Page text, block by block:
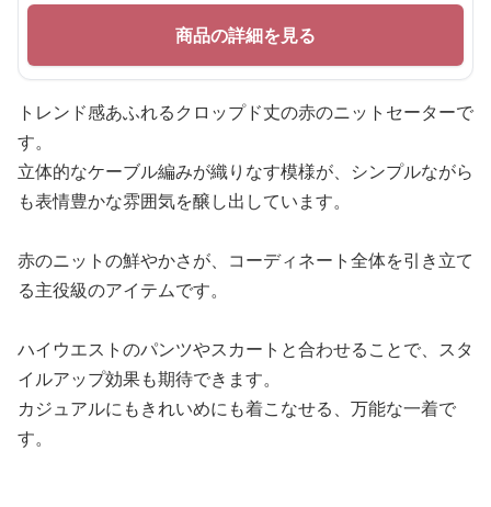
商品の詳細を見る
トレンド感あふれるクロップド丈の赤のニットセーターで
す。
立体的なケーブル編みが織りなす模様が、シンプルながら
も表情豊かな雰囲気を醸し出しています。
赤のニットの鮮やかさが、コーディネート全体を引き立て
る主役級のアイテムです。
ハイウエストのパンツやスカートと合わせることで、スタ
イルアップ効果も期待できます。
カジュアルにもきれいめにも着こなせる、万能な一着で
す。